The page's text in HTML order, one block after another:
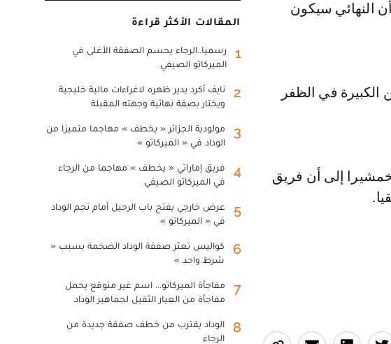
الكبيرة في الظفر
إلى أن فريق
المقالات الأكثر قراءة
1
رسميا..الرجاء يحسم الصفقة الأغلى في
الميركاتو الصيفي
2
نايف أكرد يدير ظهره لاغراءات مالية خليجية
ويختار بصفة نهائية وجهته المقبلة
3
مولودية الجزائر « يخطف » مهاجما متميزا من
الوداد في « الميركاتو »
4
فريق إماراتي « يخطف » مهاجما من الرجاء
في الميركاتو الصيفي
5
عرض خارجي يفتح باب الرحيل أمام نجم الوداد
في « الميركاتو »
6
كواليس تعثر صفقة الوداد الضخمة بسبب «
شرط واحد »
7
مفاجأة الميركاتو... اسم غير متوقع يحمل
مفاجأة من العيار الثقيل لجماهير الوداد
8
الوداد يقترب من خطف صفقة جديدة من
الرجاء